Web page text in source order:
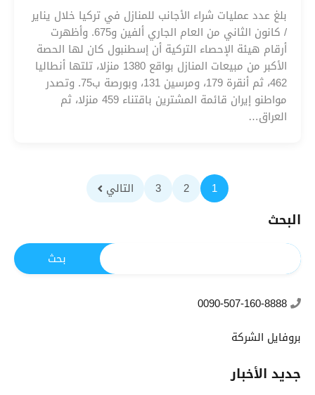
بلغ عدد عمليات شراء الأجانب للمنازل في تركيا خلال يناير
/ كانون الثاني من العام الجاري ألفين و675. وأظهرت
أرقام هيئة الإحصاء التركية أن إسطنبول كان لها الحصة
الأكبر من مبيعات المنازل بواقع 1380 منزلا، تلتها أنطاليا
462، ثم أنقرة 179، ومرسين 131، وبورصة ب75. وتصدر
مواطنو إيران قائمة المشترين باقتناء 459 منزلا، ثم
العراق…
1
2
3 التالي
البحث
0090-507-160-8888
بروفايل الشركة
جديد الأخبار